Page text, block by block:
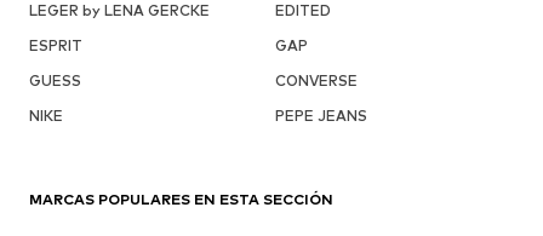
LEGER by LENA GERCKE
EDITED
ESPRIT
GAP
GUESS
CONVERSE
NIKE
PEPE JEANS
MARCAS POPULARES EN ESTA SECCIÓN